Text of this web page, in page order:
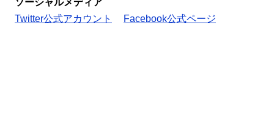
Twitter公式アカウント
Facebook公式ページ